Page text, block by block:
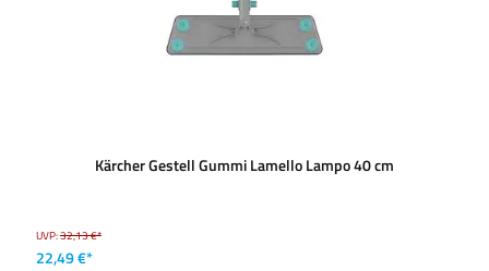
Kärcher Gestell Gummi Lamello Lampo 40 cm
UVP:32,13 €*
22,49 €*